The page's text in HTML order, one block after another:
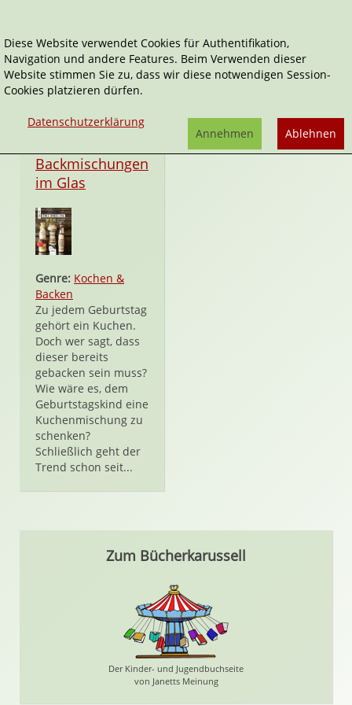
Anne Iburg
Backmischungen
im Glas
Genre: Kochen &
Backen
Zu jedem Geburtstag
gehört ein Kuchen.
Doch wer sagt, dass
dieser bereits
gebacken sein muss?
Wie wäre es, dem
Geburtstagskind eine
Kuchenmischung zu
schenken?
Schließlich geht der
Trend schon seit...
Zum Bücherkarussell
Der Kinder- und Jugendbuchseite
von Janetts Meinung
Diese Website verwendet Cookies für Authentifikation,
Navigation und andere Features. Beim Verwenden dieser
Website stimmen Sie zu, dass wir diese notwendigen Session-
Cookies platzieren dürfen.
Datenschutzerklärung
Ablehnen
Annehmen